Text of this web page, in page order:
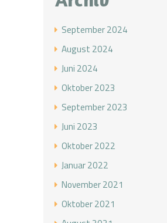
September 2024
August 2024
Juni 2024
Oktober 2023
September 2023
Juni 2023
Oktober 2022
Januar 2022
November 2021
Oktober 2021